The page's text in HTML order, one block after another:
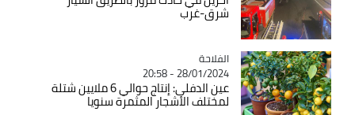
شرق-غرب
Catégorie
الفلاحة
28/01/2024 - 20:58
عين الدفلى: إنتاج حوالي 6 ملايين شتلة
لمختلف الأشجار المثمرة سنويا